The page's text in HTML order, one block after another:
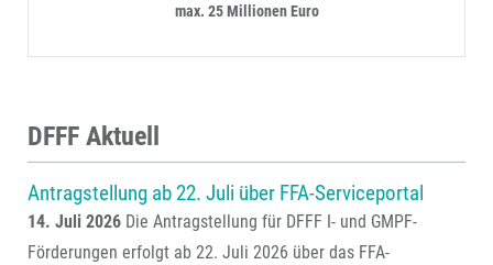
max. 25 Millionen Euro
DFFF Aktuell
Antragstellung ab 22. Juli über FFA-Serviceportal
14. Juli 2026 Die Antragstellung für DFFF I- und GMPF-
Förderungen erfolgt ab 22. Juli 2026 über das FFA-